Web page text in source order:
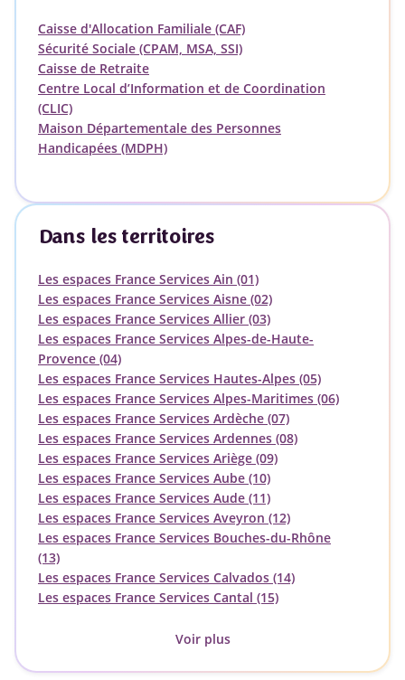
Caisse d'Allocation Familiale (CAF)
Sécurité Sociale (CPAM, MSA, SSI)
Caisse de Retraite
Centre Local d’Information et de Coordination
(CLIC)
Maison Départementale des Personnes
Handicapées (MDPH)
Dans les territoires
Les espaces France Services Ain (01)
Les espaces France Services Aisne (02)
Les espaces France Services Allier (03)
Les espaces France Services Alpes-de-Haute-
Provence (04)
Les espaces France Services Hautes-Alpes (05)
Les espaces France Services Alpes-Maritimes (06)
Les espaces France Services Ardèche (07)
Les espaces France Services Ardennes (08)
Les espaces France Services Ariège (09)
Les espaces France Services Aube (10)
Les espaces France Services Aude (11)
Les espaces France Services Aveyron (12)
Les espaces France Services Bouches-du-Rhône
(13)
Les espaces France Services Calvados (14)
Les espaces France Services Cantal (15)
Voir plus